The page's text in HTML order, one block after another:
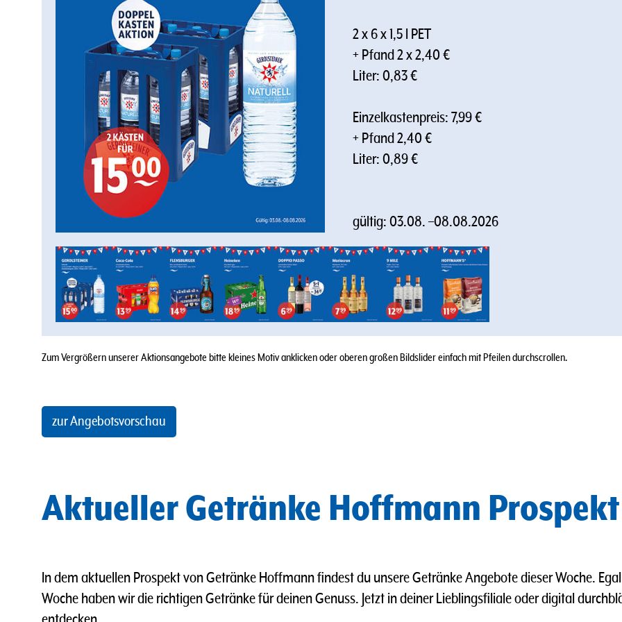
2 x 6 x 1,5 l PET
+ Pfand 2 x 2,40 €
Liter: 0,83 €
Einzelkastenpreis: 7,99 €
+ Pfand 2,40 €
Liter: 0,89 €
gültig:03.08. –08.08.2026
Zum Vergrößern unserer Aktionsangebote bitte kleines Motiv anklicken oder oberen großen Bildslider einfach mit Pfeilen durchscrollen.
zur Angebotsvorschau
Aktueller Getränke Hoffmann Prospekt
In dem aktuellen Prospekt von Getränke Hoffmann findest du unsere Getränke Angebote dieser Woche.
Woche haben wir die richtigen Getränke für deinen Genuss. Jetzt in deiner Lieblingsfiliale oder digital